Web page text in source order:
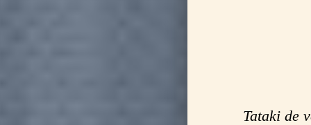
Tataki de